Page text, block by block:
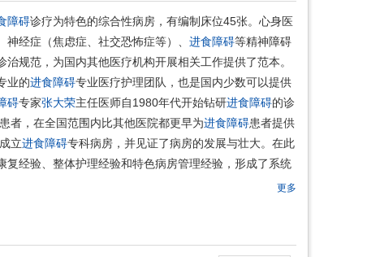
障碍诊疗为特色的综合性病房，有编制床位45张。心身医
经症（焦虑症、社交恐怖症等）、 进食障碍等精神障碍
治规范，为国内其他医疗机构开展相关工作提供了范本。
业的进食障碍专业医疗护理团队，也是国内少数可以提供
碍专家张大荣主任医师自1980年代开始钻研进食障碍的诊
患者，在全国范围内比其他医院都更早为进食障碍患者提供
立进食障碍专科病房，并见证了病房的发展与壮大。在此
经验、整体护理经验和特色病房管理经验，形成了系统
更多